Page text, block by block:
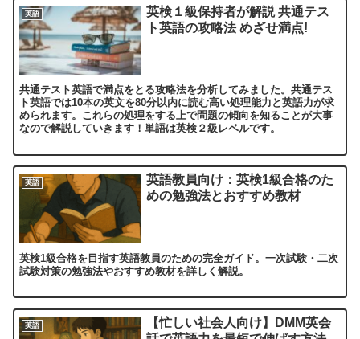
英語
英検１級保持者が解説 共通テス
ト英語の攻略法 めざせ満点!
共通テスト英語で満点をとる攻略法を分析してみました。共通テス
ト英語では10本の英文を80分以内に読む高い処理能力と英語力が求
められます。これらの処理をする上で問題の傾向を知ることが大事
なので解説していきます！単語は英検２級レベルです。
英語
英語教員向け：英検1級合格のた
めの勉強法とおすすめ教材
英検1級合格を目指す英語教員のための完全ガイド。一次試験・二次
試験対策の勉強法やおすすめ教材を詳しく解説。
英語
【忙しい社会人向け】DMM英会